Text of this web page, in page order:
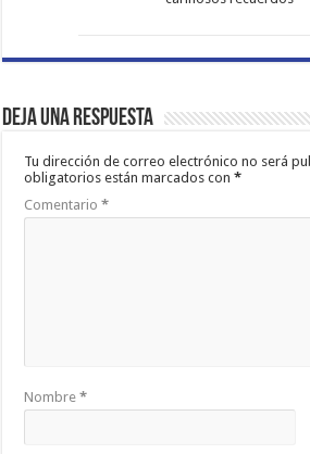
Deja una respuesta
Tu dirección de correo electrónico no será
obligatorios están marcados con*
Comentario*
Nombre*